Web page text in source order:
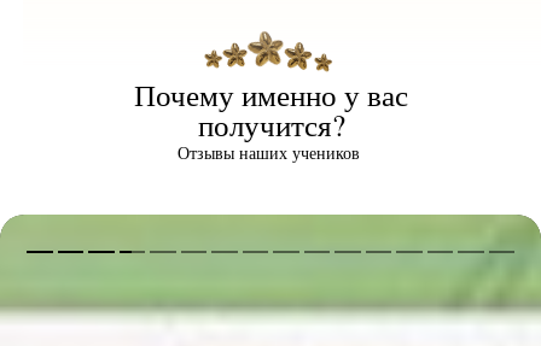
Почему именно у вас
получится?
Отзывы наших учеников